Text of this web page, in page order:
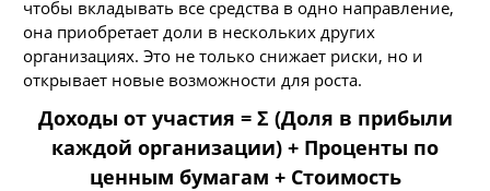
чтобы вкладывать все средства в одно направление,
она приобретает доли в нескольких других
организациях. Это не только снижает риски, но и
открывает новые возможности для роста.
Доходы от участия = Σ (Доля в прибыли
каждой организации) + Проценты по
ценным бумагам + Стоимость